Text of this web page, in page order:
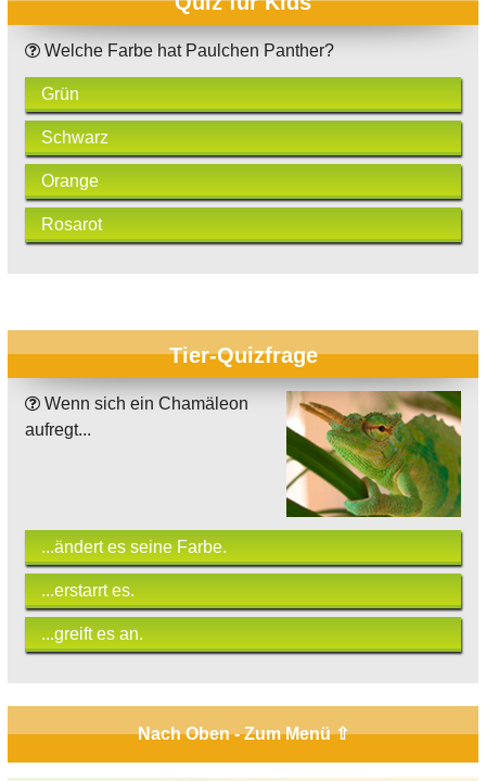
Welche Farbe hat Paulchen Panther?
Grün
Schwarz
Orange
Rosarot
Tier-Quizfrage
Wenn sich ein Chamäleon
aufregt...
...ändert es seine Farbe.
...erstarrt es.
...greift es an.
Nach Oben - Zum Menü ⇧